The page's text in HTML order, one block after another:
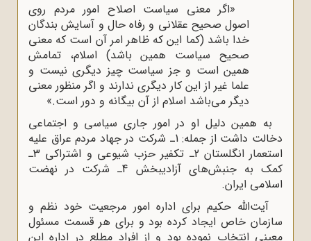
«اگر معنی سیاست اصلاح امور مردم روی
اصول صحیح عقلانی و رفاه حال و آسایش بندگان
خدا باشد (کما این که ظاهر امر آن است که معنی
صحیح سیاست همین باشد) اسلام‌، تمامش
همین است و جز سیاست چیز دیگری نیست و
علما غیر از این کار دیگری ندارند و اگر منظور معنی
دیگر می‌باشد اسلام از آن بیگانه و دور است.»
به همین دلیل او در امور جاری سیاسی و اجتماعی
دخالت داشت از جمله: 1ـ شرکت در جهاد مردم عراق علیه
استعمار انگلستان 2ـ تکفیر حزب شیوعی و اشتراکی 3ـ
کمک به جنبش‌های آزادیبخش 4ـ شرکت در نهضت
اسلامی ایران.
آیت‌الله حکیم برای اداره امور مرجعیت خود نظم و
سازمان خاص ایجاد کرده بود و برای هر قسمت مسئول
معینی انتخاب نموده بود و از افراد مطلع در اداره این